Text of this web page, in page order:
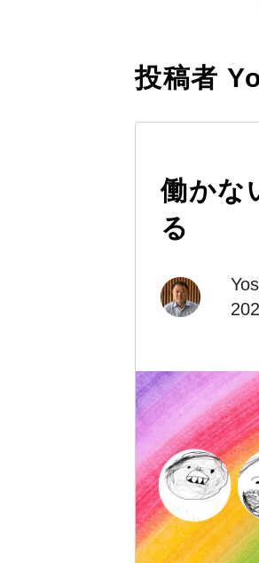
投稿者
働かな
る